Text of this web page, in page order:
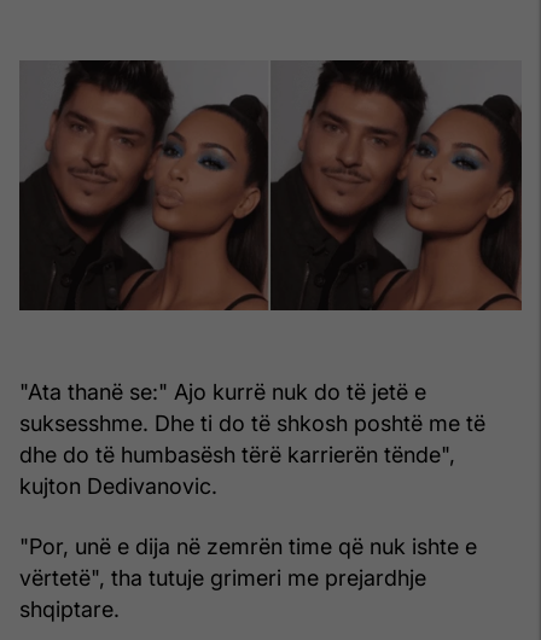
"Ata thanë se:" Ajo kurrë nuk do të jetë e
suksesshme. Dhe ti do të shkosh poshtë me të
dhe do të humbasësh tërë karrierën tënde",
kujton Dedivanovic.
"Por, unë e dija në zemrën time që nuk ishte e
vërtetë", tha tutuje grimeri me prejardhje
shqiptare.